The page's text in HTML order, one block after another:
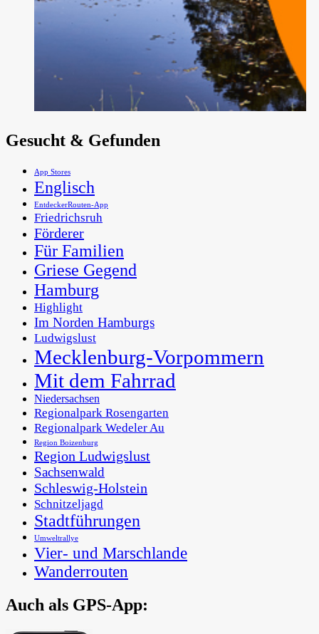
Gesucht & Gefunden
App Stores
Englisch
EntdeckerRouten-App
Friedrichsruh
Förderer
Für Familien
Griese Gegend
Hamburg
Highlight
Im Norden Hamburgs
Ludwigslust
Mecklenburg-Vorpommern
Mit dem Fahrrad
Niedersachsen
Regionalpark Rosengarten
Regionalpark Wedeler Au
Region Boizenburg
Region Ludwigslust
Sachsenwald
Schleswig-Holstein
Schnitzeljagd
Stadtführungen
Umweltrallye
Vier- und Marschlande
Wanderrouten
In der Metropolregion Hamburg
Auch als GPS-App: